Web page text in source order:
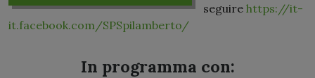
seguire https://it-
it.facebook.com/SPSpilamberto/
In programma con: